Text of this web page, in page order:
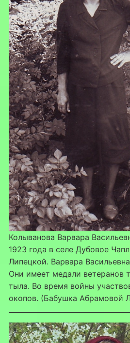
Колыванова Варвара
1923 года в селе Дубовое
Липецкой. Варвара
Они имеет медали ветеранов
тыла. Во время войны
окопов. (Бабушка Абрамовой